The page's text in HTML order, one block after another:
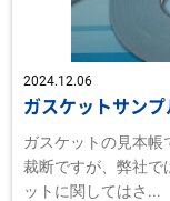
2024.12.06
ガスケットサン
ガスケットの見本帳
裁断ですが、弊社で
ットに関してはさ...